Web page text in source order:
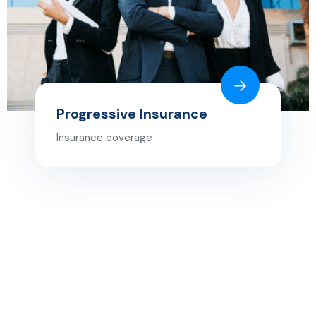
Progressive Insurance
Insurance coverage